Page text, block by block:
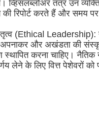
व्हिसलब्लोअर तंत्र उन
रिपोर्ट करते हैं और समय पर
(Ethical Leadership):
अपनाकर और अखंडता की
स्थापित करना चाहिए। नैतिक
लेने के लिए वित्त पेशेवरों को